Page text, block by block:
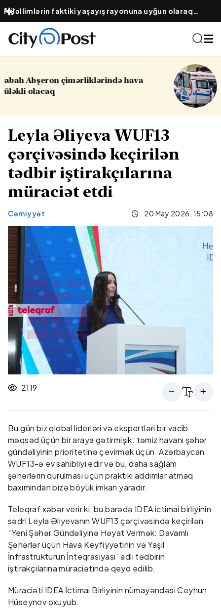
Müəllimlərin faktiki yaşayış rayonuna uyğun olaraq
vakansiya seçimi başlayıb
16 yaşlı yeniyetmə öldü, yaralılar var -
Leyla Əliyeva WUF13
çərçivəsində keçirilən
tədbir iştirakçılarına
müraciət etdi
Cəmiyyət 20 May 2026, 15:08
2119
Bu gün biz qlobal liderləri və ekspertləri bir vacib
məqsəd üçün bir araya gətirmişik: təmiz havanı şəhər
gündəliyinin prioritetinə çevirmək üçün. Azərbaycan
WUF13-ə ev sahibliyi edir və bu, daha sağlam
şəhərlərin qurulması üçün praktiki addımlar atmaq
baxımından bizə böyük imkan yaradır.
Teleqraf xəbər verir ki, bu barədə IDEA ictimai birliyinin
sədri Leyla Əliyevanın WUF13 çərçivəsində keçirilən
“Yeni Şəhər Gündəliyinə Həyat Vermək: Davamlı
Şəhərlər üçün Hava Keyfiyyətinin və Yaşıl
İnfrastrukturun İnteqrasiyası” adlı tədbirin
iştirakçılarına müraciətində qeyd edilib.
Müraciəti IDEA İctimai Birliyinin nümayəndəsi Ceyhun
Hüseynov oxuyub.